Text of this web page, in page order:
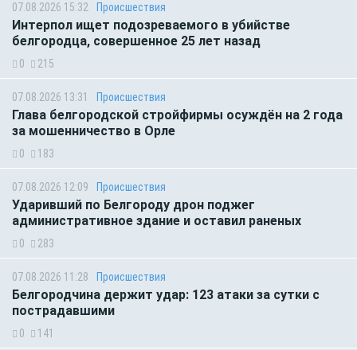
07.08.2026 15:32 Происшествия
Интерпол ищет подозреваемого в убийстве
белгородца, совершенное 25 лет назад
0 215
07.08.2026 13:31 Происшествия
Глава белгородской стройфирмы осуждён на 2 года
за мошенничество в Орле
0 183
07.08.2026 12:09 Происшествия
Ударивший по Белгороду дрон поджег
административное здание и оставил раненых
0 283
07.08.2026 11:28 Происшествия
Белгородчина держит удар: 123 атаки за сутки с
пострадавшими
0 141